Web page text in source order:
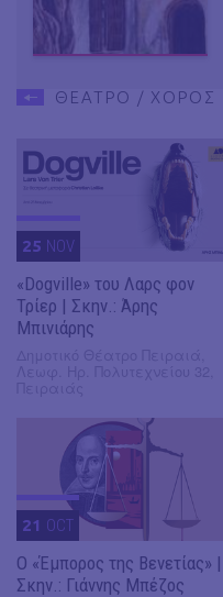
ΘΕΑΤΡΟ / ΧΟΡΟΣ
25 NOV
«Dogville» του Λαρς φον
Τρίερ | Σκην.: Άρης
Μπινιάρης
21 OCT
Ο «Έμπορος της Βενετίας» |
Σκην.: Γιάννης Μπέζος